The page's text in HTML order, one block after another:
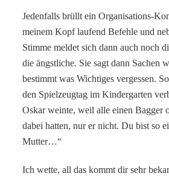
Jedenfalls brüllt ein Organisations-
meinem Kopf laufend Befehle und
Stimme meldet sich dann auch noch
die ängstliche. Sie sagt dann Sachen
bestimmt was Wichtiges vergessen.
den Spielzeugtag im Kindergarten
Oskar weinte, weil alle einen Bagger
dabei hatten, nur er nicht. Du bist so
Mutter…“
Ich wette, all das kommt dir sehr